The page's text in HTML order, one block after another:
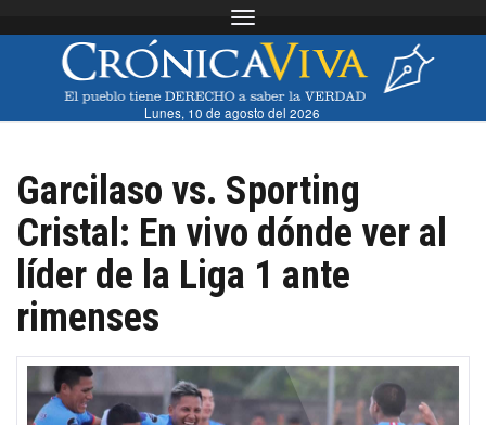
Toggle navigation
Lunes, 10 de agosto del 2026
Garcilaso vs. Sporting
Cristal: En vivo dónde ver al
líder de la Liga 1 ante
rimenses